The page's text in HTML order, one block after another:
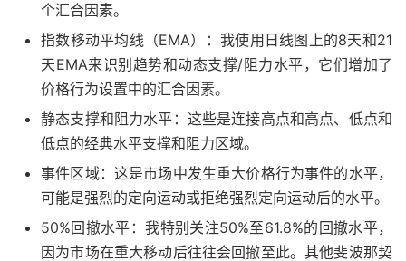
个汇合因素。
指数移动平均线（EMA）：我使用日线图上的8天和21
天EMA来识别趋势和动态支撑/阻力水平，它们增加了
价格行为设置中的汇合因素。
静态支撑和阻力水平：这些是连接高点和高点、低点和
低点的经典水平支撑和阻力区域。
事件区域：这是市场中发生重大价格行为事件的水平，
可能是强烈的定向运动或拒绝强烈定向运动后的水平。
50%回撤水平：我特别关注50%至61.8%的回撤水平，
因为市场在重大移动后往往会回撤至此。其他斐波那契